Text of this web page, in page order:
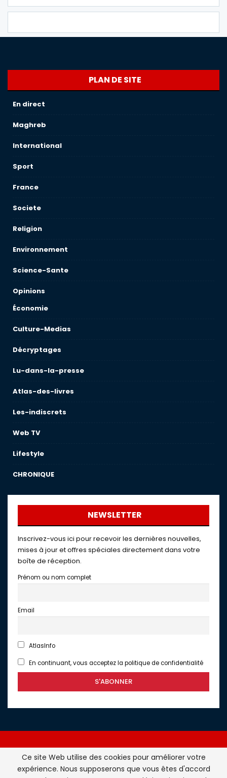
PLAN DE SITE
En direct
Maghreb
International
Sport
France
Societe
Religion
Environnement
Science-Sante
Opinions
Économie
Culture-Medias
Décryptages
Lu-dans-la-presse
Atlas-des-livres
Les-indiscrets
Web TV
Lifestyle
CHRONIQUE
NEWSLETTER
Inscrivez-vous ici pour recevoir les dernières nouvelles,
mises à jour et offres spéciales directement dans votre
boîte de réception.
Prénom ou nom complet
Email
AtlasInfo
En continuant, vous acceptez la politique de confidentialité
Atlasinfo.fr : l'essentiel de l'actualité de la France et du
Ce site Web utilise des cookies pour améliorer votre
expérience. Nous supposerons que vous êtes d'accord